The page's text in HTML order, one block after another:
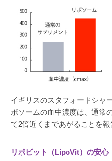
イギリスのスタフォードシャ
ポソームの血中濃度は、通常
て2倍近くまであがることを報
リポビット（LipoVit）の安心